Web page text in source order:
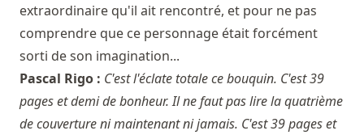
extraordinaire qu'il ait rencontré, et pour ne pas
comprendre que ce personnage était forcément
sorti de son imagination...
Pascal Rigo : C'est l'éclate totale ce bouquin. C'est 39
pages et demi de bonheur. Il ne faut pas lire la quatrième
de couverture ni maintenant ni jamais. C'est 39 pages et